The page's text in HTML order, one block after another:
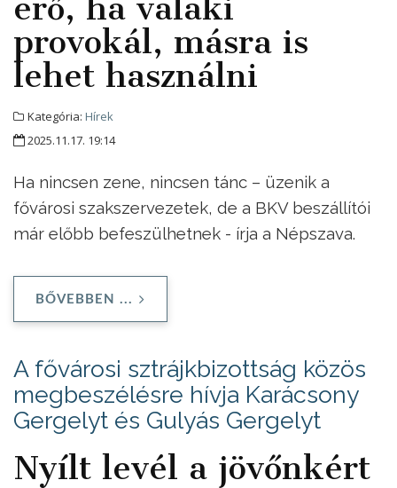
erő, ha valaki
provokál, másra is
lehet használni
Kategória: Hírek
2025.11.17. 19:14
Ha nincsen zene, nincsen tánc – üzenik a
fővárosi szakszervezetek, de a BKV beszállítói
már előbb befeszülhetnek - írja a Népszava.
BŐVEBBEN ...
A fővárosi sztrájkbizottság közös
megbeszélésre hívja Karácsony
Gergelyt és Gulyás Gergelyt
Nyílt levél a jövőnkért